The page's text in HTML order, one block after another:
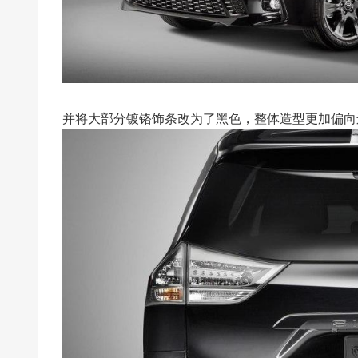
并将大部分镀铬饰条改为了黑色，整体造型更加偏